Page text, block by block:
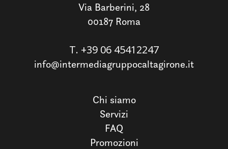
Via Barberini, 28
00187 Roma
T. +39 06 45412247
info@intermediagruppocaltagirone.it
Chi siamo
Servizi
FAQ
Promozioni